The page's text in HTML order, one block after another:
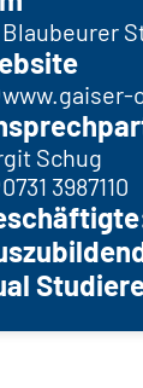
Blaubeurer
www.gaiser-
Schug
0731 3987110